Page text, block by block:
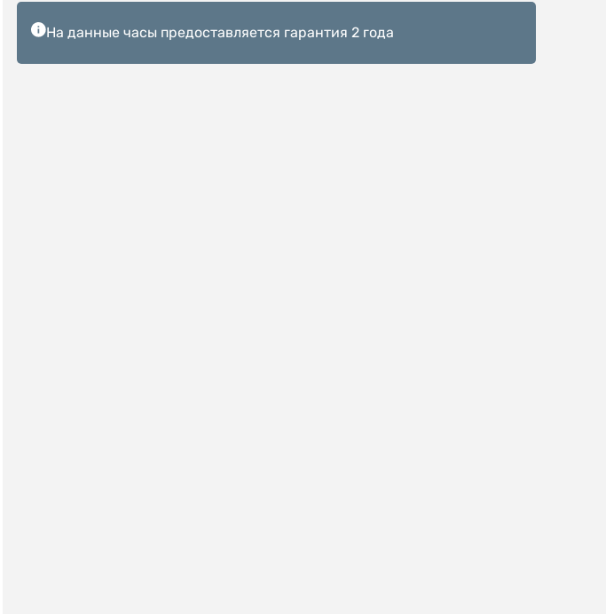
На данные часы предоставляется гарантия 2 года